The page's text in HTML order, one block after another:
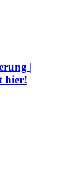
|
hier!